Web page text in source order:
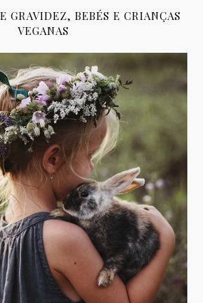
GRAVIDEZ, BEBÉS E CRIANÇAS
VEGANAS